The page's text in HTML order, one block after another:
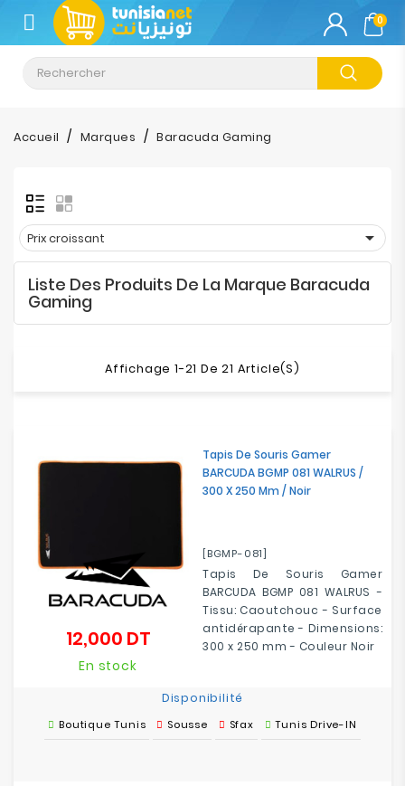
CATÉGORIE
Climatisation
Informatique
&
Tablette
Impression
Stockage
Bureautique
Sécurité
Mobilités
Loisirs
0
Accueil Marques Baracuda Gaming
Prix croissant 
Liste Des Produits De La Marque Baracuda
Gaming
Affichage 1-21 De 21 Article(s)
Tapis De Souris Gamer
BARCUDA BGMP 081 WALRUS /
300 X 250 Mm / Noir
[BGMP-081]
Tapis De Souris Gamer
BARCUDA BGMP 081 WALRUS -
Tissu: Caoutchouc - Surface
antidérapante - Dimensions:
300 x 250 mm - Couleur Noir
12,000 DTPrix
En stock
Disponibilité
Boutique Tunis Sousse Sfax Tunis Drive-IN